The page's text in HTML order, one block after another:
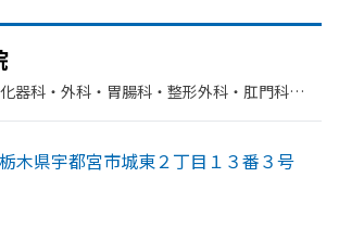
器科・​外科・​胃腸科・​整形外科・​肛門科・​
栃木県宇都宮市城東２丁目１３番３号